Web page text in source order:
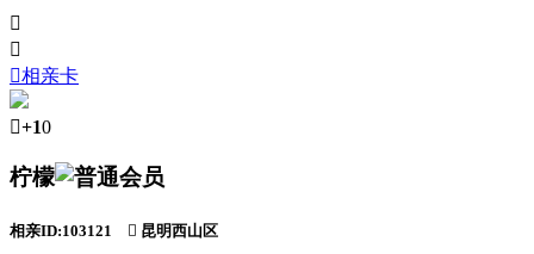


相亲卡
+10
柠檬
相亲ID:103121  昆明西山区